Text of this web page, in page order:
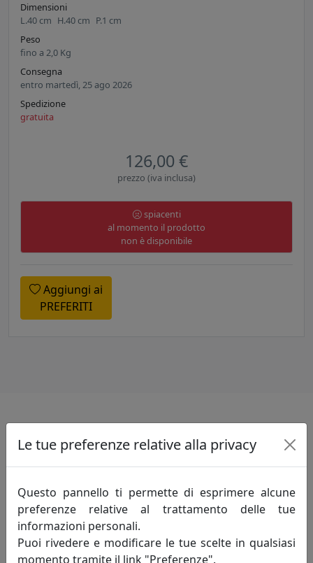
Dimensioni
L.40 cm H.40 cm P.1 cm
Peso
fino a 2,0 Kg
Consegna
entro martedì, 25 ago 2026
Spedizione
gratuita
126,00 €
prezzo (iva inclusa)
spiacenti
al momento il prodotto
non è disponibile
Aggiungi ai
PREFERITI
Specifiche
Realizzato in resina.
Informazioni sul brand
Innovazione-creatività-competitività: sono
Le tue preferenze relative alla privacy
Questo pannello ti permette di esprimere alcune
preferenze relative al trattamento delle tue
informazioni personali.
Puoi rivedere e modificare le tue scelte in qualsiasi
momento tramite il link "Preferenze".